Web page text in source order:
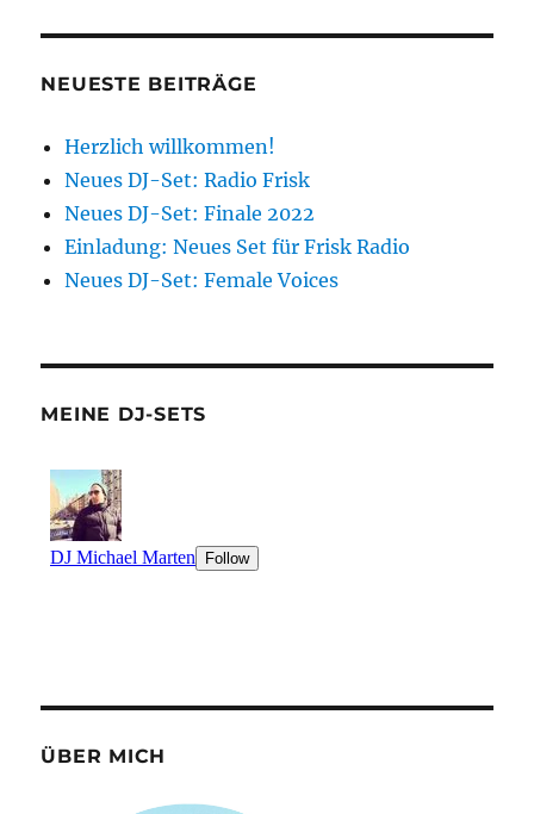
NEUESTE BEITRÄGE
Herzlich willkommen!
Neues DJ-Set: Radio Frisk
Neues DJ-Set: Finale 2022
Einladung: Neues Set für Frisk Radio
Neues DJ-Set: Female Voices
MEINE DJ-SETS
ÜBER MICH